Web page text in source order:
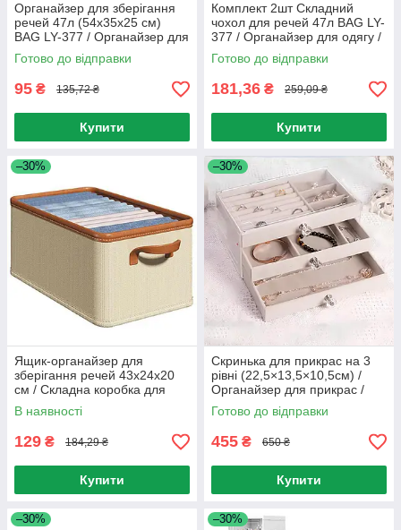
Органайзер для зберігання
речей 47л (54х35х25 см)
BAG LY-377 / Органайзер для
білизни / Складний чохол для
речей
Готово до відправки
95 ₴ 135,72 ₴
Купити
Комплект 2шт Складний
чохол для речей 47л BAG LY-
377 / Органайзер для одягу /
Органайзер зберігання для
речей
Готово до відправки
181,36 ₴ 259,09 ₴
Купити
–30%
Ящик-органайзер для
зберігання речей 43х24х20
см / Складна коробка для
зберігання речей
В наявності
129 ₴ 184,29 ₴
Купити
–30%
Скринька для прикрас на 3
рівні (22,5×13,5×10,5см) /
Органайзер для прикрас /
Органайзер для біжутерії
Готово до відправки
455 ₴ 650 ₴
Купити
–30% –30%